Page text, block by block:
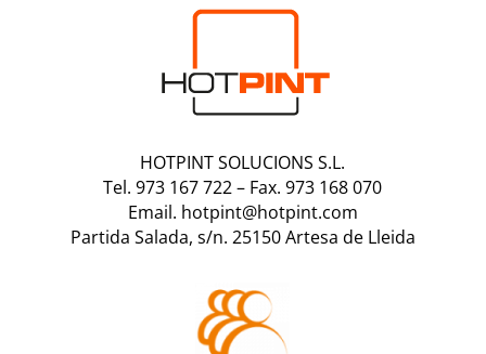
HOTPINT SOLUCIONS S.L.
Tel. 973 167 722– Fax. 973 168 070
Email. hotpint@hotpint.com
Partida Salada, s/n. 25150 Artesa de Lleida